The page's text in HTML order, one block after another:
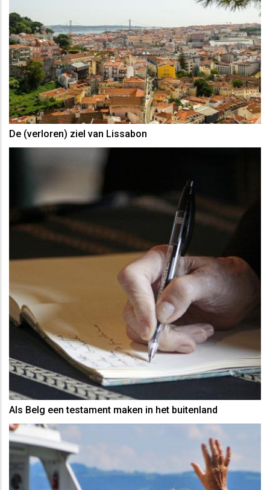
De (verloren) ziel van Lissabon
Als Belg een testament maken in het buitenland